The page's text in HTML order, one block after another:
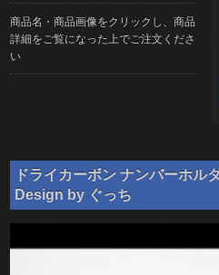
商品名・商品画像をクリックし、商品
詳細をご覧になった上でご注文くださ
い
ドライカーボン ナンバーホル
Design by ぐっち